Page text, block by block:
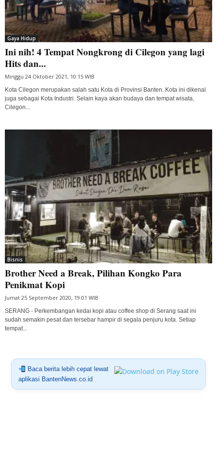
Gaya Hidup
Ini nih! 4 Tempat Nongkrong di Cilegon yang lagi
Hits dan...
Minggu 24 Oktober 2021, 10:15 WIB
Kota Cilegon merupakan salah satu Kota di Provinsi Banten. Kota ini dikenal
juga sebagai Kota Industri. Selain kaya akan budaya dan tempat wisata,
Cilegon...
Bisnis
Brother Need a Break, Pilihan Kongko Para
Penikmat Kopi
Jumat 25 September 2020, 19:01 WIB
SERANG - Perkembangan kedai kopi atau coffee shop di Serang saat ini
sudah semakin pesat dan tersebar hampir di segala penjuru kota. Setiap
tempat...
Baca berita lebih cepat lewat
aplikasi BantenNews.co.id